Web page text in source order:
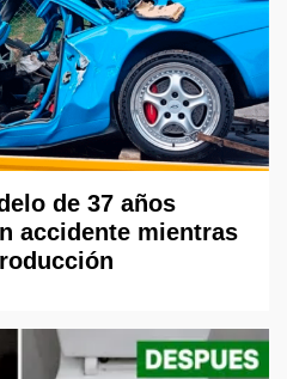
de 37 años
accidente mientras